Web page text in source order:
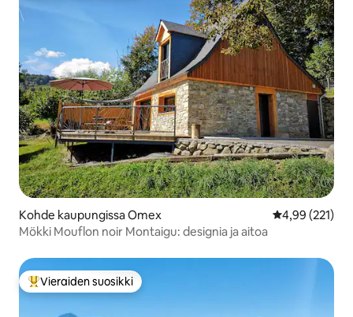
Kohde kaupungissa Omex
4,99 (221)
Mökki Mouflon noir Montaigu: designia ja aitoa
Vieraiden suosikkien parhaimmistoa
Vieraiden suosikki